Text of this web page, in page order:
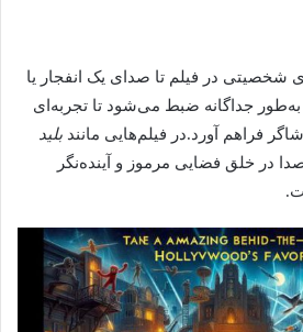
شخصیتی در فیلم تا صدای یک انفجار یا
به‌طور جداگانه ضبط می‌شود تا تجربه‌ای
فراهم آورد.در فیلم‌هایی مانند بلید
در خلق فضایی مرموز و آینده‌نگر